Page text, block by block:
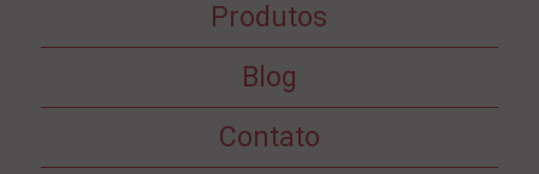
Produtos
Blog
Contato